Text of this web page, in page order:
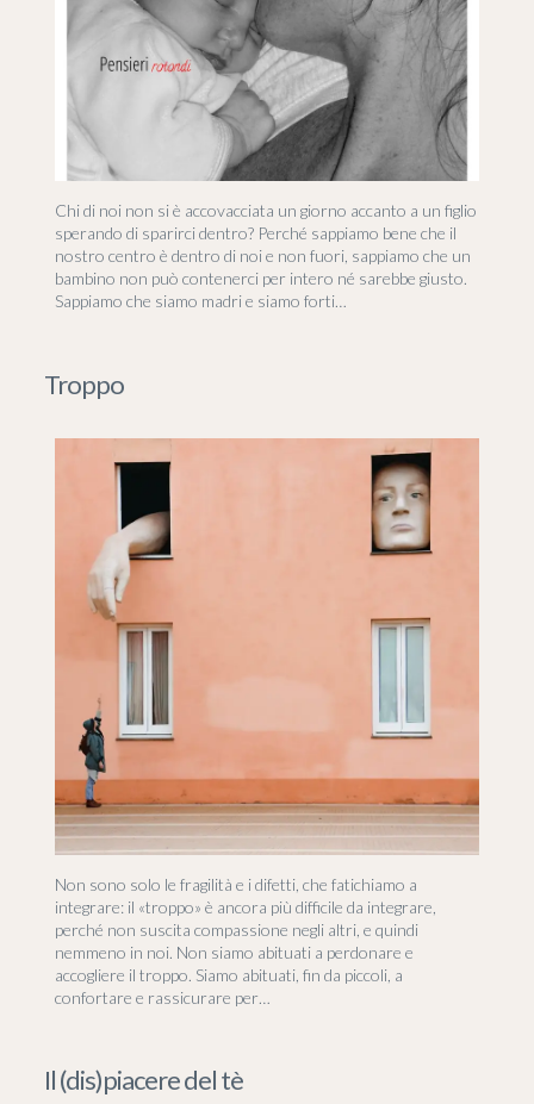
Chi di noi non si è accovacciata un giorno accanto a un figlio
sperando di sparirci dentro? Perché sappiamo bene che il
nostro centro è dentro di noi e non fuori, sappiamo che un
bambino non può contenerci per intero né sarebbe giusto.
Sappiamo che siamo madri e siamo forti…
Troppo
Non sono solo le fragilità e i difetti, che fatichiamo a
integrare: il «troppo» è ancora più difficile da integrare,
perché non suscita compassione negli altri, e quindi
nemmeno in noi. Non siamo abituati a perdonare e
accogliere il troppo. Siamo abituati, fin da piccoli, a
confortare e rassicurare per…
Il (dis)piacere del tè